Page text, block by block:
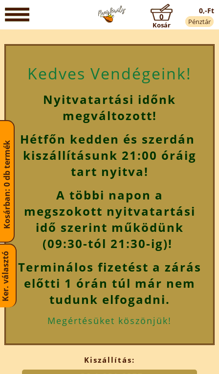
0,-Ft
Pénztár
0
Kosár
Kedves Vendégeink!
Nyitvatartási időnk
megváltozott!
Hétfőn kedden és szerdán
kiszállításunk 21:00 óráig
tart nyitva!
A többi napon a
megszokott nyitvatartási
idő szerint működünk
(09:30-tól 21:30-ig)!
Terminálos fizetést a zárás
előtti 1 órán túl már nem
tudunk elfogadni.
Megértésüket köszönjük!
Kiszállítás:
Kosárban: 0 db termék
Ker. választó